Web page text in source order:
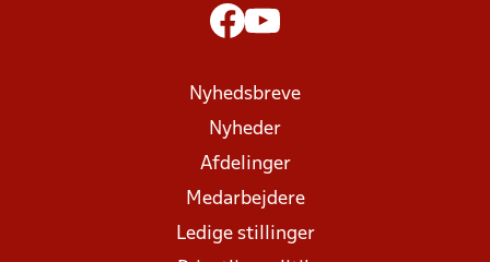
Nyhedsbreve
Nyheder
Afdelinger
Medarbejdere
Ledige stillinger